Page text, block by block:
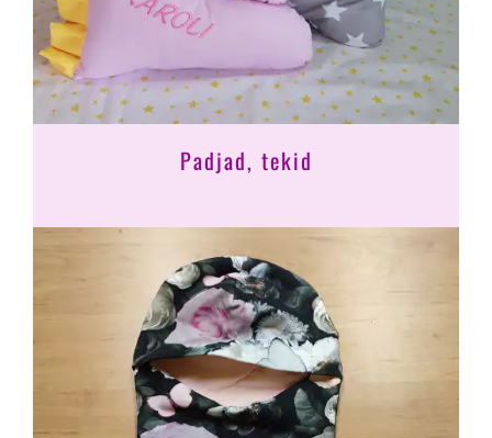
Padjad, tekid